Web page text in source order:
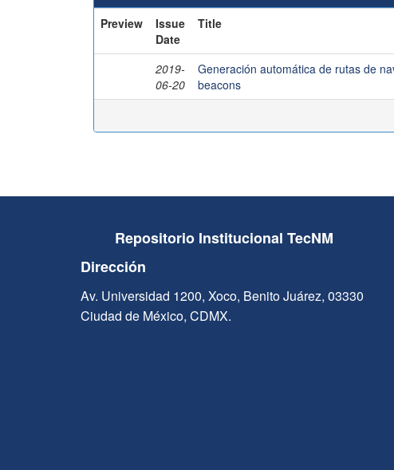
Preview
Issue
Date
Title
2019-
06-20
Generación automática de rutas de
beacons
Repositorio Institucional TecNM
Dirección
Av. Universidad 1200, Xoco, Benito Juárez, 03330
Ciudad de México, CDMX.